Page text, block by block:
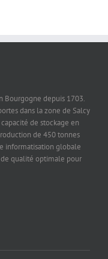
Bourgogne depuis 1703.
dans la zone de Salcy
de stockage en
de 450 tonnes
informatisation globale
qualité optimale pour